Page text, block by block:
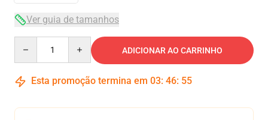
Ver guia de tamanhos
ADICIONAR AO CARRINHO
Esta promoção termina em 03: 46: 54